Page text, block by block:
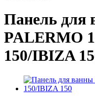
Панель для
PALERMO
150/IBIZA